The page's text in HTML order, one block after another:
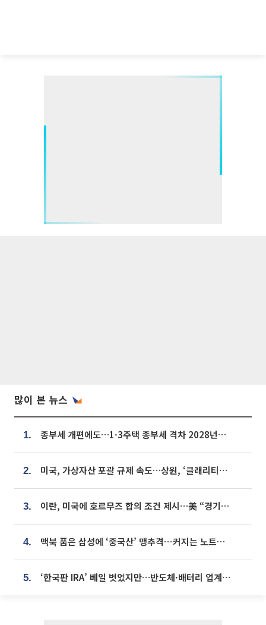
많이 본 뉴스
1. 종부세 개편에도…1·3주택 종부세 격차 2028년부터 확대
2. 미국, 가상자산 포괄 규제 속도…상원, ‘클래리티법’ 9월 절차투표 추진
3. 이란, 미국에 호르무즈 합의 조건 제시…美 “경기 아직 안 끝나” [종합]
4. 맥북 품은 삼성에 ‘중국산’ 맹추격⋯커지는 노트북 OLED 시장
5. ‘한국판 IRA’ 베일 벗었지만…반도체·배터리 업계 “시행령이 관건”